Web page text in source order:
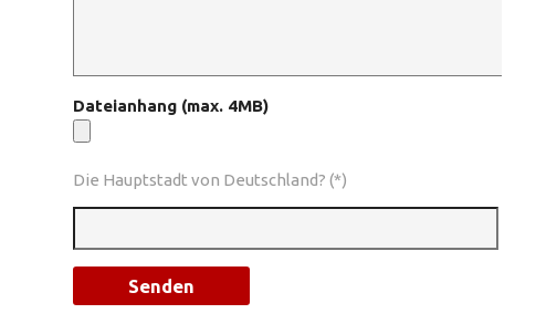
Dateianhang (max. 4MB)
Die Hauptstadt von Deutschland? (*)